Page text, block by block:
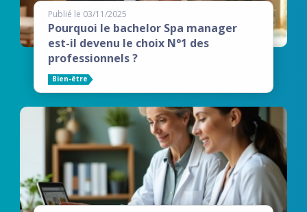
Publié le 03/11/2025
Pourquoi le bachelor Spa manager
est-il devenu le choix N°1 des
professionnels ?
Bien-être